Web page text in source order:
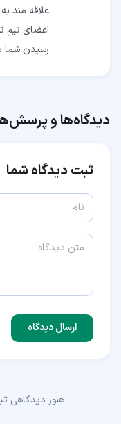
علاقه مند
اعضای تیم
رسیدن شما
دیدگاه‌ها و
ثبت دیدگاه شما
ارسال دیدگاه
هنوز دیدگاهی